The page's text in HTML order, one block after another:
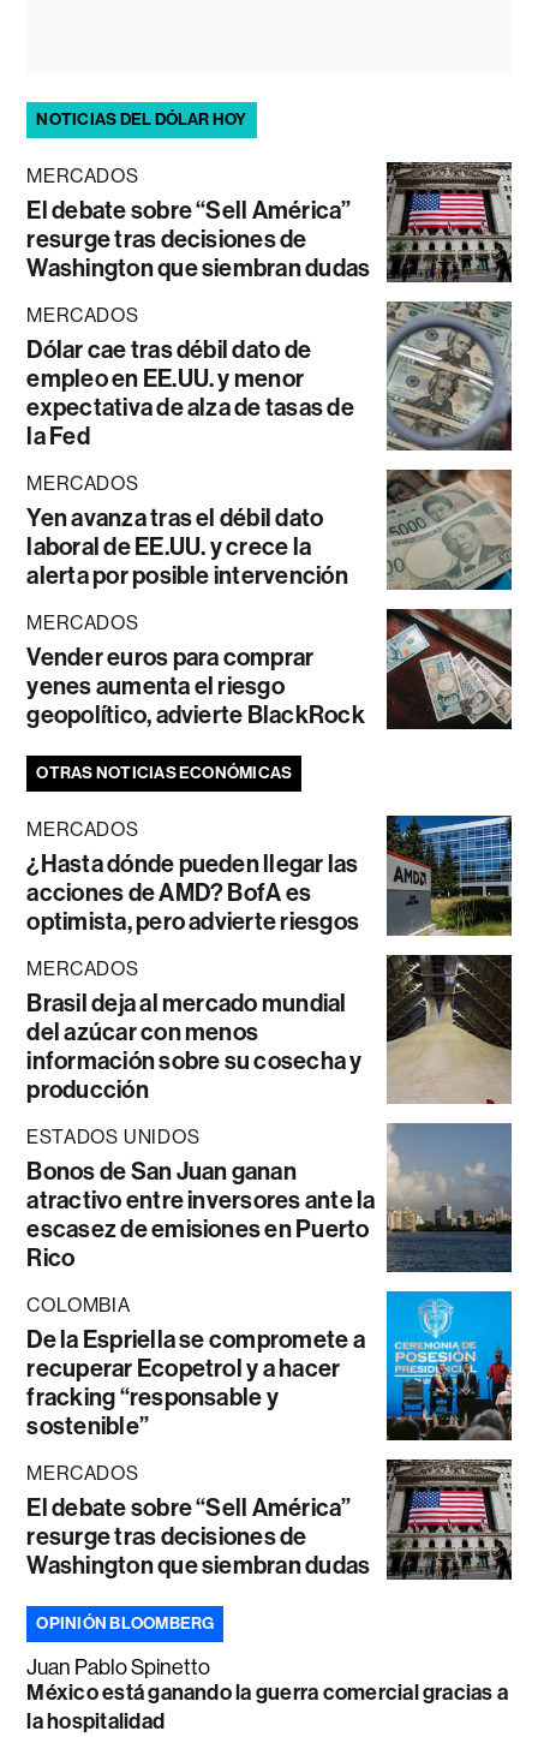
NOTICIAS DEL DÓLAR HOY
MERCADOS
El debate sobre “Sell América”
resurge tras decisiones de
Washington que siembran dudas
MERCADOS
Dólar cae tras débil dato de
empleo en EE.UU. y menor
expectativa de alza de tasas de
la Fed
MERCADOS
Yen avanza tras el débil dato
laboral de EE.UU. y crece la
alerta por posible intervención
MERCADOS
Vender euros para comprar
yenes aumenta el riesgo
geopolítico, advierte BlackRock
OTRAS NOTICIAS ECONÓMICAS
MERCADOS
¿Hasta dónde pueden llegar las
acciones de AMD? BofA es
optimista, pero advierte riesgos
MERCADOS
Brasil deja al mercado mundial
del azúcar con menos
información sobre su cosecha y
producción
ESTADOS UNIDOS
Bonos de San Juan ganan
atractivo entre inversores ante la
escasez de emisiones en Puerto
Rico
COLOMBIA
De la Espriella se compromete a
recuperar Ecopetrol y a hacer
fracking “responsable y
sostenible”
MERCADOS
El debate sobre “Sell América”
resurge tras decisiones de
Washington que siembran dudas
OPINIÓN BLOOMBERG
Juan Pablo Spinetto
México está ganando la guerra comercial gracias a
la hospitalidad